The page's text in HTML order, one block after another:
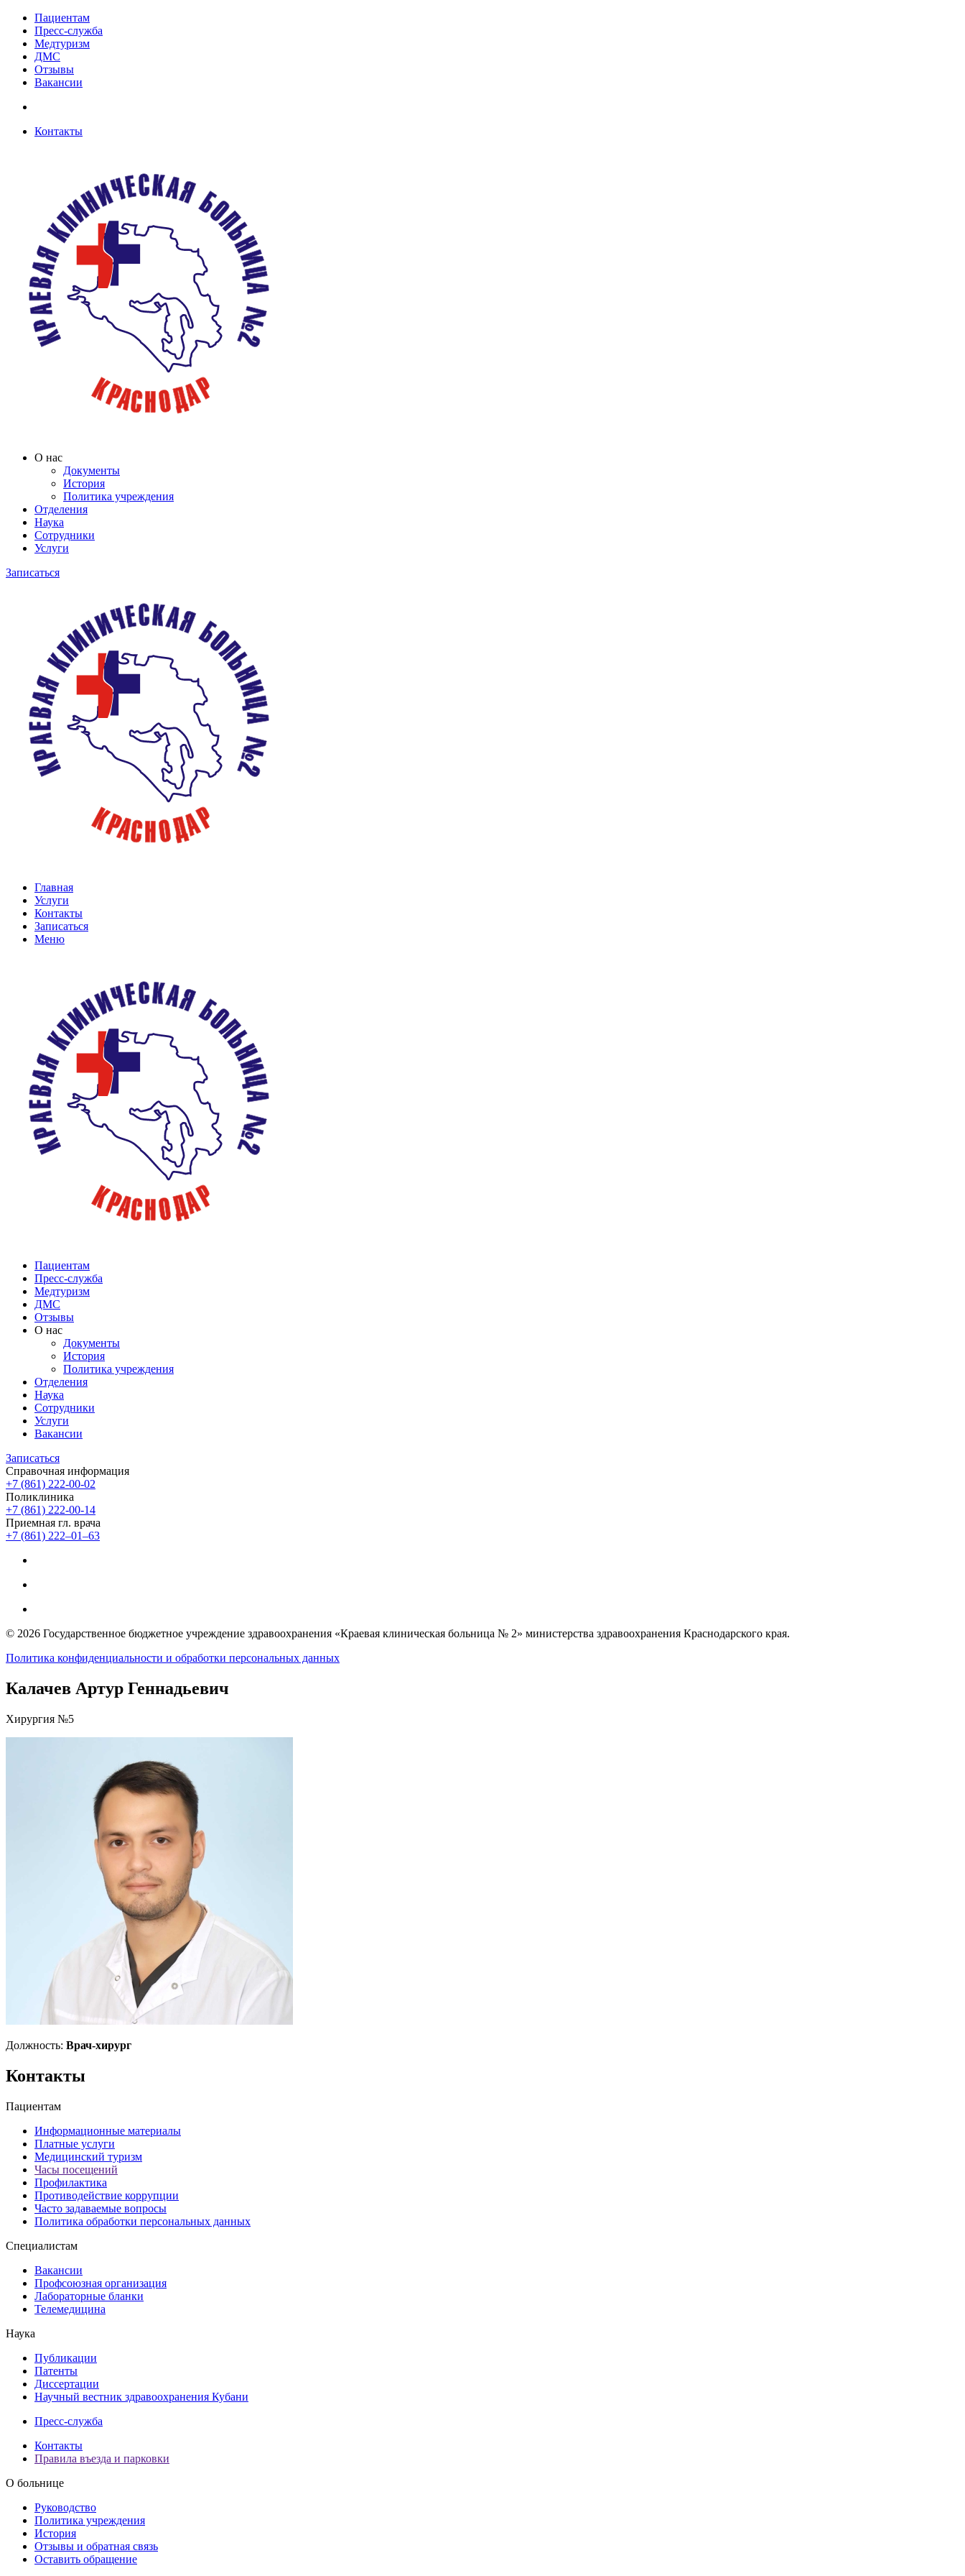
Пациентам
Пресс-служба
Медтуризм
ДМС
Отзывы
Вакансии
Контакты
О нас
Документы
История
Политика учреждения
Отделения
Наука
Сотрудники
Услуги
Записаться
Главная
Услуги
Контакты
Записаться
Меню
Пациентам
Пресс-служба
Медтуризм
ДМС
Отзывы
О нас
Документы
История
Политика учреждения
Отделения
Наука
Сотрудники
Услуги
Вакансии
Записаться
Справочная информация
+7 (861) 222-00-02
Поликлиника
+7 (861) 222-00-14
Приемная гл. врача
+7 (861) 222‒01‒63
© 2026 Государственное бюджетное учреждение здравоохранения «Краевая клиническая больница № 2» министерства здравоохранения Краснодарского края.
Политика конфиденциальности и обработки персональных данных
Калачев Артур Геннадьевич
Хирургия №5
Должность: Врач-хирург
Контакты
Пациентам
Информационные материалы
Платные услуги
Медицинский туризм
Часы посещений
Профилактика
Противодействие коррупции
Часто задаваемые вопросы
Политика обработки персональных данных
Специалистам
Вакансии
Профсоюзная организация
Лабораторные бланки
Телемедицина
Наука
Публикации
Патенты
Диссертации
Научный вестник здравоохранения Кубани
Пресс-служба
Контакты
Правила въезда и парковки
О больнице
Руководство
Политика учреждения
История
Отзывы и обратная связь
Оставить обращение